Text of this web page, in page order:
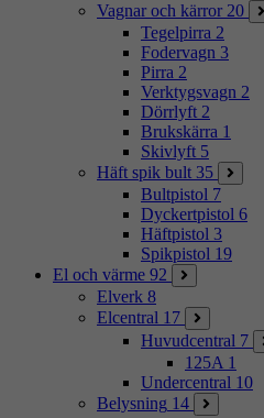
Vagnar och kärror 20
Tegelpirra 2
Fodervagn 3
Pirra 2
Verktygsvagn 2
Dörrlyft 2
Brukskärra 1
Skivlyft 5
Häft spik bult 35
Bultpistol 7
Dyckertpistol 6
Häftpistol 3
Spikpistol 19
El och värme 92
Elverk 8
Elcentral 17
Huvudcentral 7
125A 1
Undercentral 10
Belysning 14